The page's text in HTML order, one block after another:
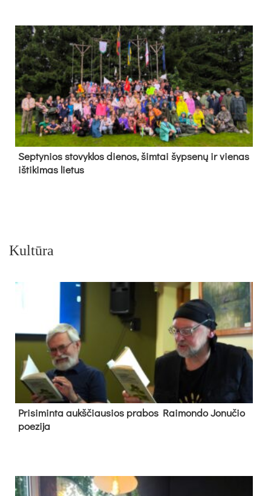
Sep­ty­nios sto­vyk­los die­nos, šim­tai šyp­se­nų ir vie­nas
iš­ti­ki­mas lie­tus
Kultūra
Pri­si­min­ta aukš­čiau­sios pra­bos Rai­mon­do Jo­nu­čio
poe­zi­ja